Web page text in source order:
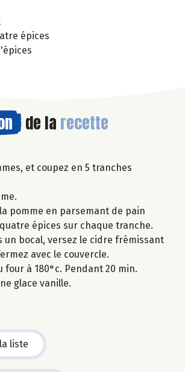
épices
de la recette
et coupez en 5 tranches
pomme en parsemant de pain
épices sur chaque tranche.
un bocal, versez le cidre frémissant
avec le couvercle.
four à 180°c. Pendant 20 min.
glace vanille.
liste